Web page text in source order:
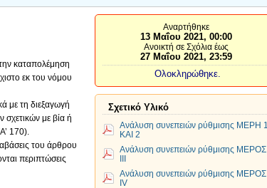
καταπολέμηση
εκ του νόμου
με τη διεξαγωγή
σχετικών με βία ή
170).
του άρθρου
περιπτώσεις
Αναρτήθηκε
13 Μαΐου 2021, 00:00
Ανοικτή σε Σχόλια έως
27 Μαΐου 2021, 23:59
Ολοκληρώθηκε.
Σχετικό Υλικό
Ανάλυση συνεπειών ρύθμισης ΜΕΡΗ 1
ΚΑΙ 2
Ανάλυση συνεπειών ρύθμισης ΜΕΡΟΣ
ΙΙΙ
Ανάλυση συνεπειών ρύθμισης ΜΕΡΟΣ
ΙV